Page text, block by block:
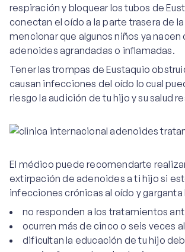
respiración y bloquear los tubos de
conectan el oído a la parte trasera de la
mencionar que algunos niños ya nacen
adenoides agrandadas o inflamadas.
Tener las trompas de Eustaquio
causan infecciones del oído lo cual
riesgo la audición de tu hijo y su salud
El médico puede recomendarte
extirpación de adenoides a ti hijo si
infecciones crónicas al oído y garganta
no responden a los tratamientos
ocurren más de cinco o seis veces
dificultan la educación de tu hijo